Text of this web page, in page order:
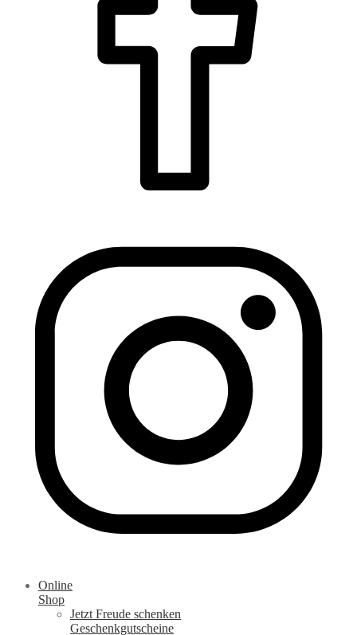
Online
Shop
Jetzt Freude schenken
Geschenkgutscheine